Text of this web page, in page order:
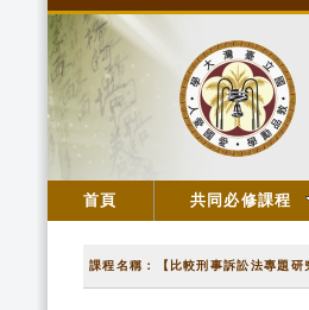
首頁 共同必修課程
課程名稱：【比較刑事訴訟法專題研